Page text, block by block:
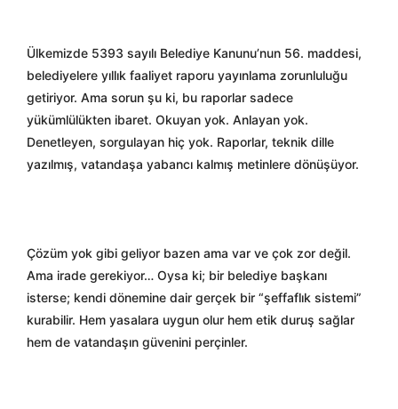
Ülkemizde 5393 sayılı Belediye Kanunu’nun 56. maddesi,
belediyelere yıllık faaliyet raporu yayınlama zorunluluğu
getiriyor. Ama sorun şu ki, bu raporlar sadece
yükümlülükten ibaret. Okuyan yok. Anlayan yok.
Denetleyen, sorgulayan hiç yok. Raporlar, teknik dille
yazılmış, vatandaşa yabancı kalmış metinlere dönüşüyor.
Çözüm yok gibi geliyor bazen ama var ve çok zor değil.
Ama irade gerekiyor… Oysa ki; bir belediye başkanı
isterse; kendi dönemine dair gerçek bir “şeffaflık sistemi”
kurabilir. Hem yasalara uygun olur hem etik duruş sağlar
hem de vatandaşın güvenini perçinler.